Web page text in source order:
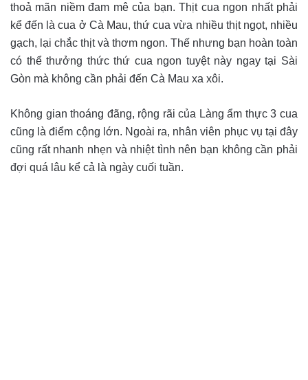
thoả mãn niềm đam mê của bạn. Thịt cua ngon nhất phải
kể đến là cua ở Cà Mau, thứ cua vừa nhiều thịt ngọt, nhiều
gạch, lại chắc thịt và thơm ngon. Thế nhưng bạn hoàn toàn
có thể thưởng thức thứ cua ngon tuyệt này ngay tại Sài
Gòn mà không cần phải đến Cà Mau xa xôi.
Không gian thoáng đãng, rộng rãi của Làng ẩm thực 3 cua
cũng là điểm cộng lớn. Ngoài ra, nhân viên phục vụ tại đây
cũng rất nhanh nhẹn và nhiệt tình nên bạn không cần phải
đợi quá lâu kể cả là ngày cuối tuần.